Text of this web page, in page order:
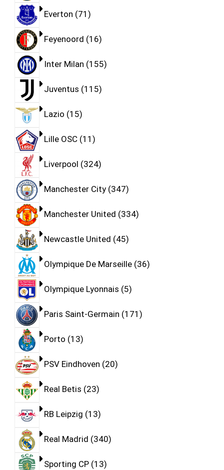
Everton 71
Feyenoord 16
Inter Milan 155
Juventus 115
Lazio 15
Lille OSC 11
Liverpool 324
Manchester City 347
Manchester United 334
Newcastle United 45
Olympique De Marseille 36
Olympique Lyonnais 5
Paris Saint-Germain 171
Porto 13
PSV Eindhoven 20
Real Betis 23
RB Leipzig 13
Real Madrid 340
Sporting CP 13